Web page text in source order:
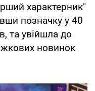
характерник"
позначку у 40
та увійшла до
новинок